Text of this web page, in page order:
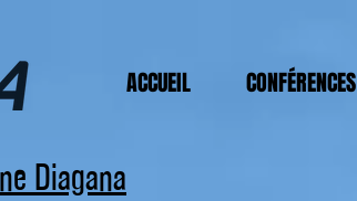
ACCUEIL CONFÉRENCES
Diagana